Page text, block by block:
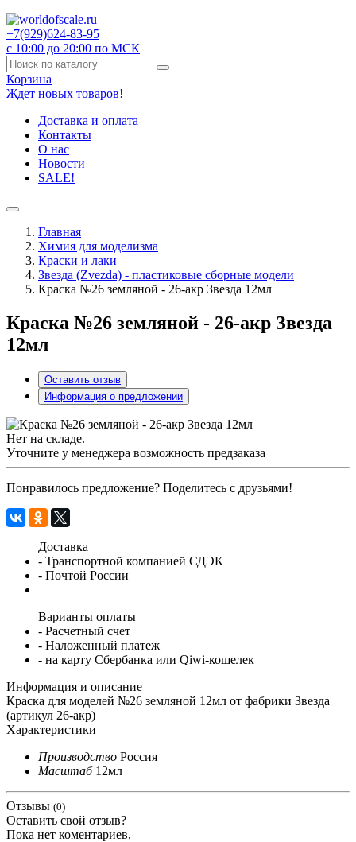
+7(929)624-83-95
с 10:00 до 20:00 по МСК
Корзина
Ждет новых товаров!
Доставка и оплата
Контакты
О нас
Новости
SALE!
Главная
Химия для моделизма
Краски и лаки
Звезда (Zvezda) - пластиковые сборные модели
Краска №26 земляной - 26-акр Звезда 12мл
Краска №26 земляной - 26-акр Звезда
12мл
Оставить отзыв
Информация о предложении
Нет на складе.
Уточните у менеджера возможность предзаказа
Понравилось предложение? Поделитесь с друзьями!
Доставка
- Транспортной компанией СДЭК
- Почтой России
Варианты оплаты
- Расчетный счет
- Наложенный платеж
- на карту Сбербанка или Qiwi-кошелек
Информация и описание
Краска для моделей №26 земляной 12мл от фабрики Звезда
(артикул 26-акр)
Характеристики
Производство Россия
Масштаб 12мл
Отзывы (0)
Оставить свой отзыв?
Пока нет коментариев,